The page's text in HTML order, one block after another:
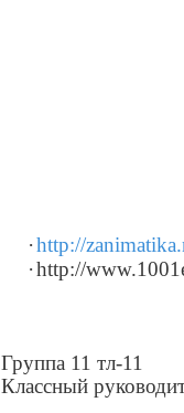
·http://zanimatika.
·http://
Группа 11 тл-11
Классный